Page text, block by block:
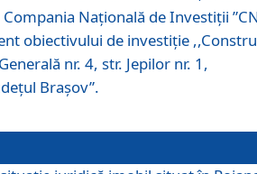
Naţională de Investiţii
obiectivului de investiție
nr. 4, str. Jepilor nr. 1,
Brașov”.